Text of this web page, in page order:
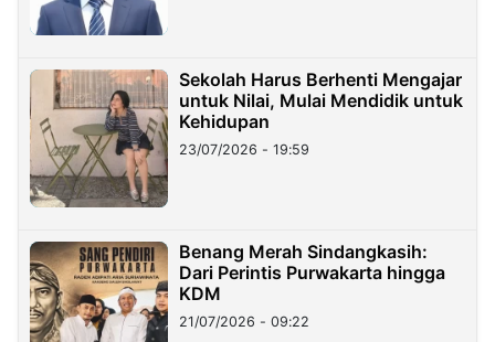
Sekolah Harus Berhenti Mengajar
untuk Nilai, Mulai Mendidik untuk
Kehidupan
23/07/2026 - 19:59
Benang Merah Sindangkasih:
Dari Perintis Purwakarta hingga
KDM
21/07/2026 - 09:22